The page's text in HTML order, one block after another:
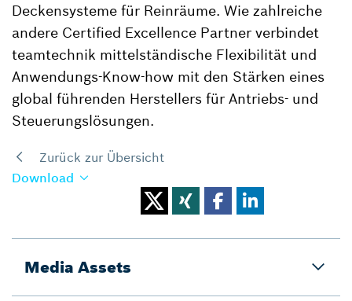
Deckensysteme für Reinräume. Wie zahlreiche
andere Certified Excellence Partner verbindet
teamtechnik mittelständische Flexibilität und
Anwendungs-Know-how mit den Stärken eines
global führenden Herstellers für Antriebs- und
Steuerungslösungen.
Zurück zur Übersicht
Download
Media Assets